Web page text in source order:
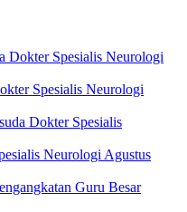
Dokter Spesialis Neurologi
Spesialis Neurologi
Dokter Spesialis
Neurologi Agustus
Guru Besar